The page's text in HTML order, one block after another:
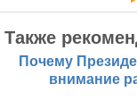
Также
Почему
внимание